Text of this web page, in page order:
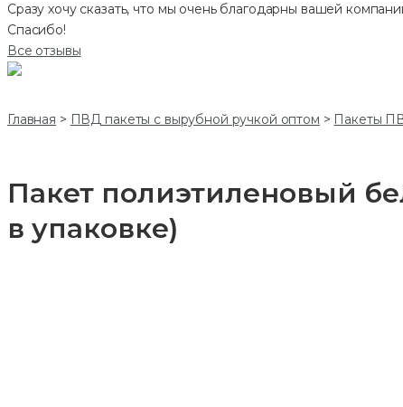
Сразу хочу сказать, что мы очень благодарны вашей
Спасибо!
Все отзывы
Главная > ПВД пакеты с вырубной ручкой оптом > Пакеты
Пакет полиэтиленовый
в упаковке)